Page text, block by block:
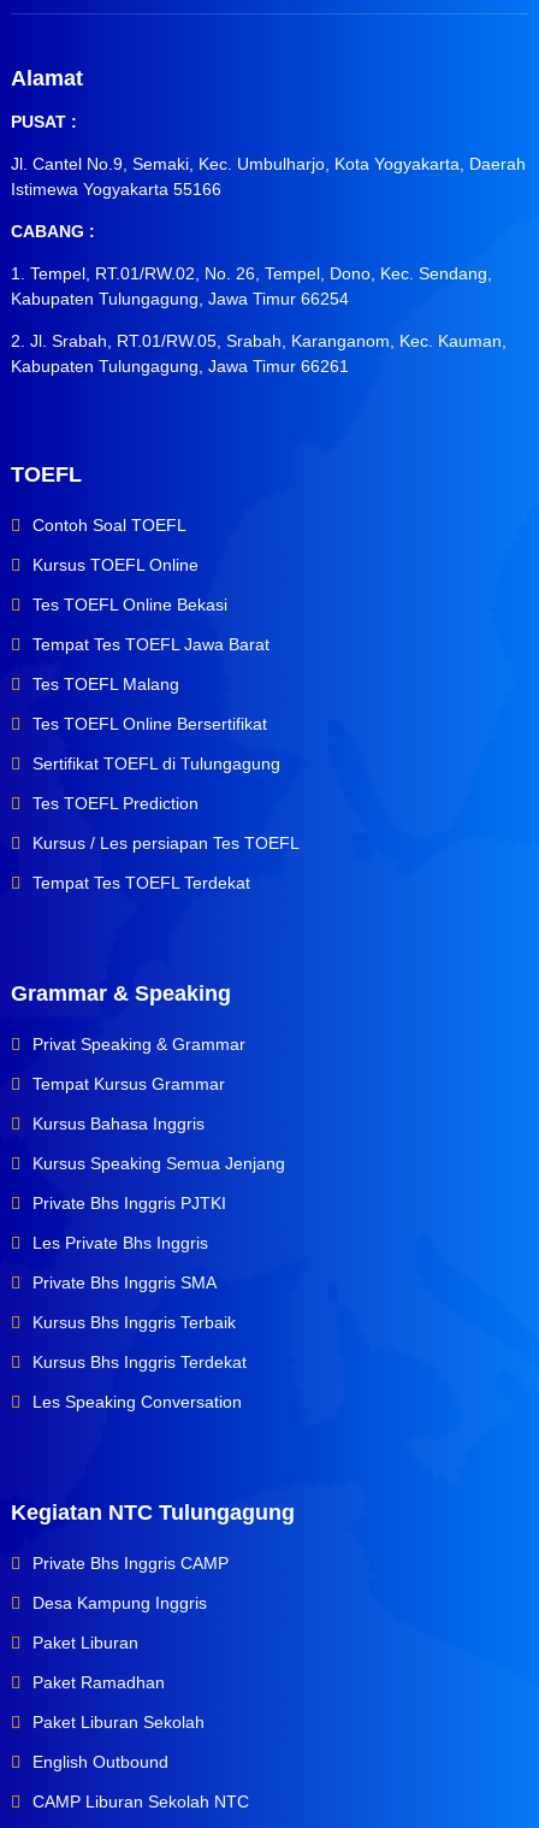
Alamat
PUSAT :
Jl. Cantel No.9, Semaki, Kec. Umbulharjo, Kota Yogyakarta, Daerah
Istimewa Yogyakarta 55166
CABANG :
1. Tempel, RT.01/RW.02, No. 26, Tempel, Dono, Kec. Sendang,
Kabupaten Tulungagung, Jawa Timur 66254
2. Jl. Srabah, RT.01/RW.05, Srabah, Karanganom, Kec. Kauman,
Kabupaten Tulungagung, Jawa Timur 66261
TOEFL
Contoh Soal TOEFL
Kursus TOEFL Online
Tes TOEFL Online Bekasi
Tempat Tes TOEFL Jawa Barat
Tes TOEFL Malang
Tes TOEFL Online Bersertifikat
Sertifikat TOEFL di Tulungagung
Tes TOEFL Prediction
Kursus / Les persiapan Tes TOEFL
Tempat Tes TOEFL Terdekat
Grammar & Speaking
Privat Speaking & Grammar
Tempat Kursus Grammar
Kursus Bahasa Inggris
Kursus Speaking Semua Jenjang
Private Bhs Inggris PJTKI
Les Private Bhs Inggris
Private Bhs Inggris SMA
Kursus Bhs Inggris Terbaik
Kursus Bhs Inggris Terdekat
Les Speaking Conversation
Kegiatan NTC Tulungagung
Private Bhs Inggris CAMP
Desa Kampung Inggris
Paket Liburan
Paket Ramadhan
Paket Liburan Sekolah
English Outbound
CAMP Liburan Sekolah NTC